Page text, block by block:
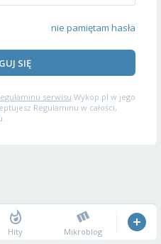
nie pamiętam hasła
SIĘ
serwisu Wykop.pl w jego
Regulaminu w całości,
Hity Mikroblog